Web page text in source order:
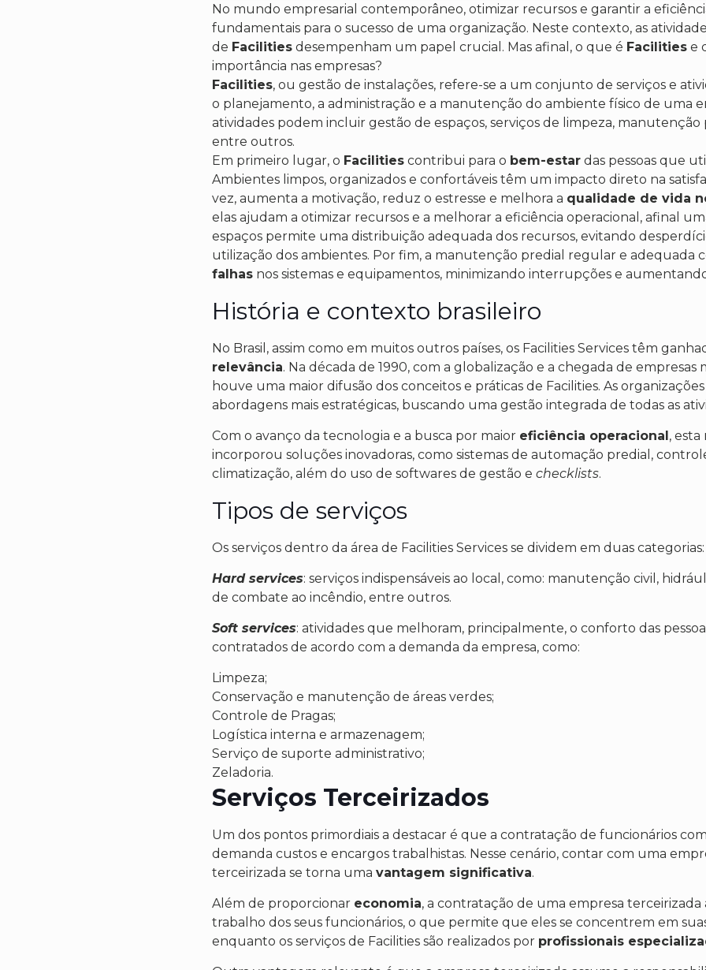
No mundo empresarial contemporâneo, otimizar recursos e garantir a
fundamentais para o sucesso de uma organização. Neste contexto, as
de Facilitiesdesempenham um papel crucial. Mas afinal, o que é Facilitiese
importância nas empresas?
Facilities, ou gestão de instalações, refere-se a um conjunto de serviços e
o planejamento, a administração e a manutenção do ambiente físico de uma
atividades podem incluir gestão de espaços, serviços de limpeza, manutenção
entre outros.
Em primeiro lugar, o Facilitiescontribui para o bem-estardas pessoas que
Ambientes limpos, organizados e confortáveis têm um impacto direto na
vez, aumenta a motivação, reduz o estresse e melhora a qualidade de vida
elas ajudam a otimizar recursos e a melhorar a eficiência operacional, afinal
espaços permite uma distribuição adequada dos recursos, evitando
utilização dos ambientes. Por fim, a manutenção predial regular e adequada
falhasnos sistemas e equipamentos, minimizando interrupções e
História e contexto brasileiro
No Brasil, assim como em muitos outros países, os Facilities Services têm
relevância. Na década de 1990, com a globalização e a chegada de empresas
houve uma maior difusão dos conceitos e práticas de Facilities. As
abordagens mais estratégicas, buscando uma gestão integrada de todas as
Com o avanço da tecnologia e a busca por maior eficiência operacional,
incorporou soluções inovadoras, como sistemas de automação predial,
climatização, além do uso de softwares de gestão e checklists.
Tipos de serviços
Os serviços dentro da área de Facilities Services se dividem em duas categorias:
Hard services: serviços indispensáveis ao local, como: manutenção civil,
de combate ao incêndio, entre outros.
Soft services: atividades que melhoram, principalmente, o conforto das
contratados de acordo com a demanda da empresa, como:
Limpeza;
Conservação e manutenção de áreas verdes;
Controle de Pragas;
Logística interna e armazenagem;
Serviço de suporte administrativo;
Zeladoria.
Serviços Terceirizados
Um dos pontos primordiais a destacar é que a contratação de funcionários
demanda custos e encargos trabalhistas. Nesse cenário, contar com uma
terceirizada se torna uma vantagem significativa.
Além de proporcionar economia, a contratação de uma empresa terceirizada
trabalho dos seus funcionários, o que permite que eles se concentrem em
enquanto os serviços de Facilities são realizados por profissionais